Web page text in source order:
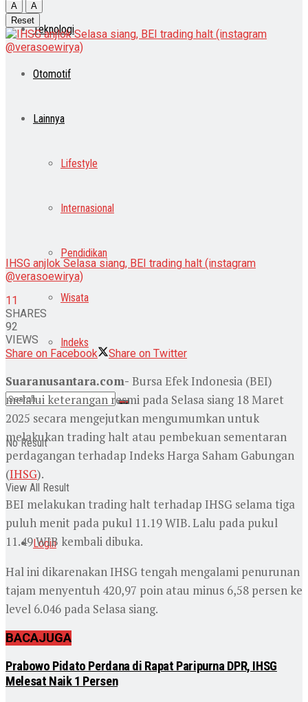
Teknologi
Otomotif
Lainnya
Lifestyle
Internasional
Pendidikan
Wisata
Indeks
No Result
View All Result
Login
A
A
Reset
IHSG anjlok Selasa siang, BEI trading halt (instagram
@verasoewirya)
11
SHARES
92
VIEWS
Share on Facebook
Share on Twitter
Suaranusantara.com- Bursa Efek Indonesia (BEI)
melalui keterangan resmi pada Selasa siang 18 Maret
2025 secara mengejutkan mengumumkan untuk
melakukan trading halt atau pembekuan sementaran
perdagangan terhadap Indeks Harga Saham Gabungan
(IHSG).
BEI melakukan trading halt terhadap IHSG selama tiga
puluh menit pada pukul 11.19 WIB. Lalu pada pukul
11.49 WIB kembali dibuka.
Hal ini dikarenakan IHSG tengah mengalami penurunan
tajam menyentuh 420,97 poin atau minus 6,58 persen ke
level 6.046 pada Selasa siang.
BACAJUGA
Prabowo Pidato Perdana di Rapat Paripurna DPR, IHSG
Melesat Naik 1 Persen